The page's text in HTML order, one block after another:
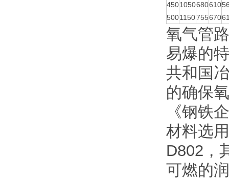
4501050680610
5001150755670
氧气管
易爆的
共和国
的确保
《钢铁
材料选
D802，
可燃的